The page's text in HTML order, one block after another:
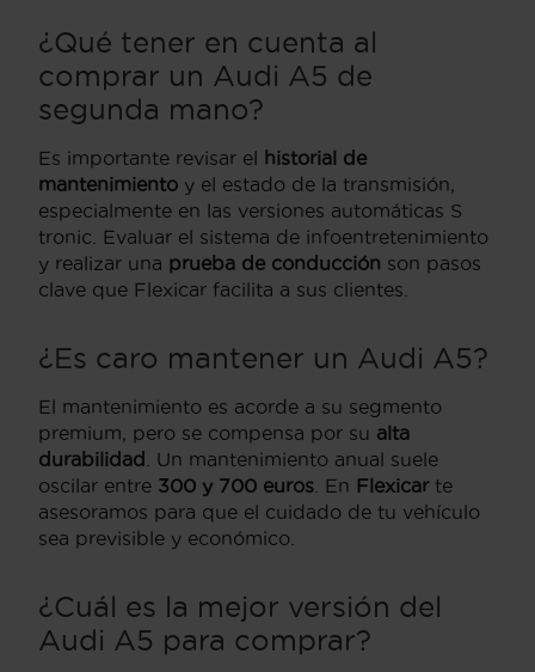
¿Qué tener en cuenta al
comprar un Audi A5 de
segunda mano?
Es importante revisar el historial de
mantenimiento y el estado de la transmisión,
especialmente en las versiones automáticas S
tronic. Evaluar el sistema de infoentretenimiento
y realizar una prueba de conducción son pasos
clave que Flexicar facilita a sus clientes.
¿Es caro mantener un Audi A5?
El mantenimiento es acorde a su segmento
premium, pero se compensa por su alta
durabilidad
. Un mantenimiento anual suele
oscilar entre 300 y 700 euros . En Flexicarte
asesoramos para que el cuidado de tu vehículo
sea previsible y económico.
¿Cuál es la mejor versión del
Audi A5 para comprar?